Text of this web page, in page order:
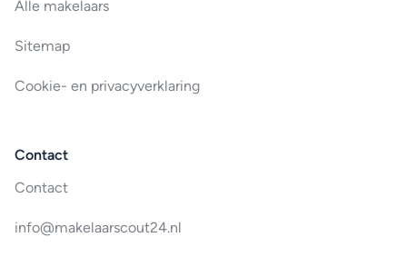
Alle makelaars
Sitemap
Cookie- en privacyverklaring
Contact
Contact
info@makelaarscout24.nl